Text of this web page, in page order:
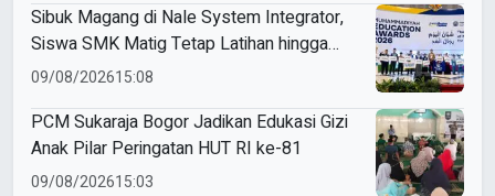
Sibuk Magang di Nale System Integrator,
Siswa SMK Matig Tetap Latihan hingga
Raih Gold Medal ME Awards 2026
09/08/202615:08
PCM Sukaraja Bogor Jadikan Edukasi Gizi
Anak Pilar Peringatan HUT RI ke-81
09/08/202615:03